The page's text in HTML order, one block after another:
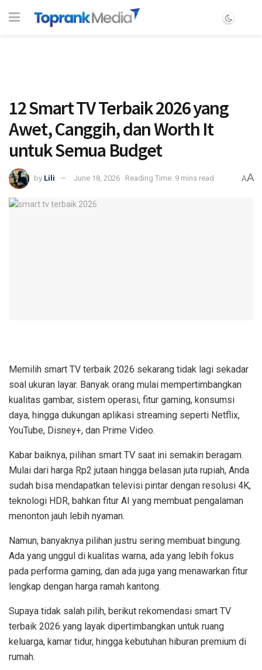
12 Smart TV Terbaik 2026 yang
Awet, Canggih, dan Worth It
untuk Semua Budget
by Lili June 18, 2026 Reading Time: 9 mins read AA
Memilih smart TV terbaik 2026 sekarang tidak lagi sekadar
soal ukuran layar. Banyak orang mulai mempertimbangkan
kualitas gambar, sistem operasi, fitur gaming, konsumsi
daya, hingga dukungan aplikasi streaming seperti Netflix,
YouTube, Disney+, dan Prime Video.
Kabar baiknya, pilihan smart TV saat ini semakin beragam.
Mulai dari harga Rp2 jutaan hingga belasan juta rupiah, Anda
sudah bisa mendapatkan televisi pintar dengan resolusi 4K,
teknologi HDR, bahkan fitur AI yang membuat pengalaman
menonton jauh lebih nyaman.
Namun, banyaknya pilihan justru sering membuat bingung.
Ada yang unggul di kualitas warna, ada yang lebih fokus
pada performa gaming, dan ada juga yang menawarkan fitur
lengkap dengan harga ramah kantong.
Supaya tidak salah pilih, berikut rekomendasi smart TV
terbaik 2026 yang layak dipertimbangkan untuk ruang
keluarga, kamar tidur, hingga kebutuhan hiburan premium di
rumah.